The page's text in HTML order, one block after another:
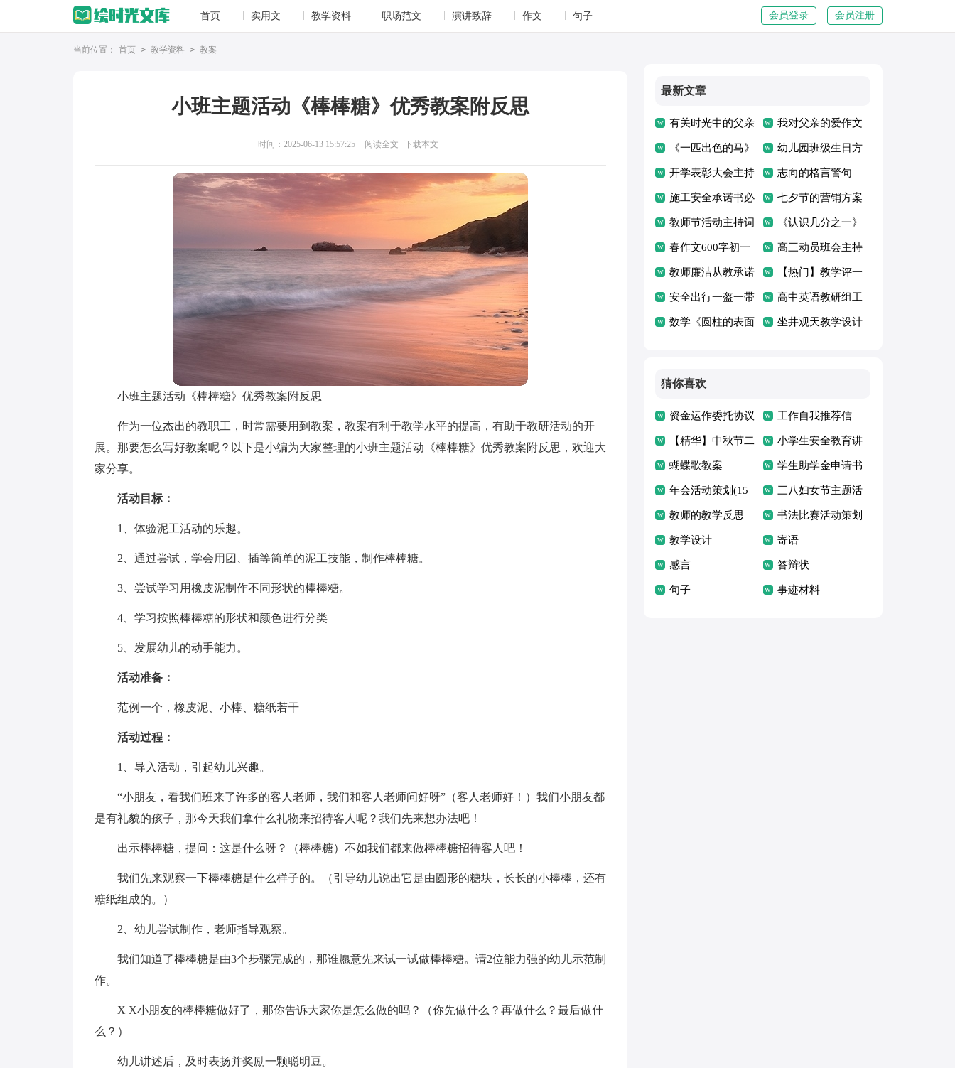
首页 实用文 教学资料 职场范文 演讲致辞 作文 句子 会员登录 会员注册
当前位置： 首页 > 教学资料 > 教案
小班主题活动《棒棒糖》优秀教案附反思
时间：2025-06-13 15:57:25 阅读全文 下载本文
小班主题活动《棒棒糖》优秀教案附反思
作为一位杰出的教职工，时常需要用到教案，教案有利于教学水平的提高，有助于教研活动的开
展。那要怎么写好教案呢？以下是小编为大家整理的小班主题活动《棒棒糖》优秀教案附反思，欢迎大
家分享。
活动目标：
1、体验泥工活动的乐趣。
2、通过尝试，学会用团、插等简单的泥工技能，制作棒棒糖。
3、尝试学习用橡皮泥制作不同形状的棒棒糖。
4、学习按照棒棒糖的形状和颜色进行分类
5、发展幼儿的动手能力。
活动准备：
范例一个，橡皮泥、小棒、糖纸若干
活动过程：
1、导入活动，引起幼儿兴趣。
“小朋友，看我们班来了许多的客人老师，我们和客人老师问好呀”（客人老师好！）我们小朋友都
是有礼貌的孩子，那今天我们拿什么礼物来招待客人呢？我们先来想办法吧！
出示棒棒糖，提问：这是什么呀？（棒棒糖）不如我们都来做棒棒糖招待客人吧！
我们先来观察一下棒棒糖是什么样子的。（引导幼儿说出它是由圆形的糖块，长长的小棒棒，还有
糖纸组成的。）
2、幼儿尝试制作，老师指导观察。
我们知道了棒棒糖是由3个步骤完成的，那谁愿意先来试一试做棒棒糖。请2位能力强的幼儿示范制
作。
X X小朋友的棒棒糖做好了，那你告诉大家你是怎么做的吗？（你先做什么？再做什么？最后做什
么？）
幼儿讲述后，及时表扬并奖励一颗聪明豆。
最新文章
有关时光中的父亲
的作文优秀
我对父亲的爱作文
《一匹出色的马》
教学设计
幼儿园班级生日方
案
开学表彰大会主持
词
志向的格言警句
施工安全承诺书必
备[15篇]
七夕节的营销方案
教师节活动主持词 《认识几分之一》
说课稿
春作文600字初一 高三动员班会主持
稿
教师廉洁从教承诺
书
【热门】教学评一
体化心得体会
安全出行一盔一带
倡议书
高中英语教研组工
作计划
数学《圆柱的表面 坐井观天教学设计
猜你喜欢
资金运作委托协议 工作自我推荐信
【精华】中秋节二
年级作文300字九
篇
小学生安全教育讲
话稿
蝴蝶歌教案 学生助学金申请书
15篇
年会活动策划(15
篇)
三八妇女节主题活
动策划
教师的教学反思
(集合15篇)
书法比赛活动策划
教学设计 寄语
感言 答辩状
句子 事迹材料